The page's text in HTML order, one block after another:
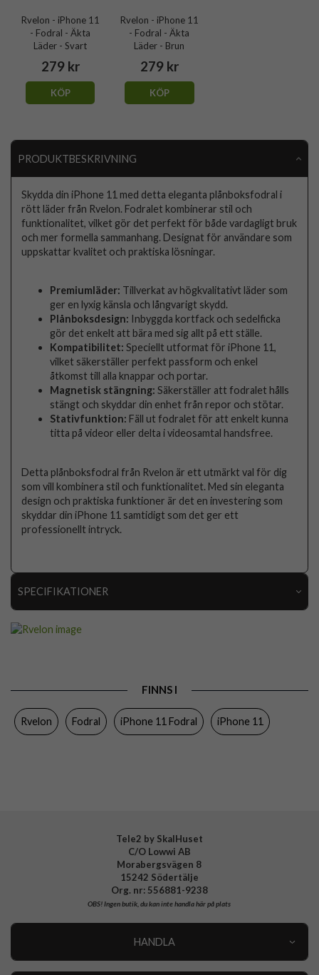
Rvelon - iPhone 11
- Fodral - Äkta
Läder - Svart
279 kr
KÖP
Rvelon - iPhone 11
- Fodral - Äkta
Läder - Brun
279 kr
KÖP
PRODUKTBESKRIVNING
Skydda din iPhone 11 med detta eleganta plånboksfodral i
rött läder från Rvelon. Fodralet kombinerar stil och
funktionalitet, vilket gör det perfekt för både vardagligt bruk
och mer formella sammanhang. Designat för användare som
uppskattar kvalitet och praktiska lösningar.
Premiumläder: Tillverkat av högkvalitativt läder som
ger en lyxig känsla och långvarigt skydd.
Plånboksdesign: Inbyggda kortfack och sedelficka
gör det enkelt att bära med sig allt på ett ställe.
Kompatibilitet: Speciellt utformat för iPhone 11,
vilket säkerställer perfekt passform och enkel
åtkomst till alla knappar och portar.
Magnetisk stängning: Säkerställer att fodralet hålls
stängt och skyddar din enhet från repor och stötar.
Stativfunktion: Fäll ut fodralet för att enkelt kunna
titta på videor eller delta i videosamtal handsfree.
Detta plånboksfodral från Rvelon är ett utmärkt val för dig
som vill kombinera stil och funktionalitet. Med sin eleganta
design och praktiska funktioner är det en investering som
skyddar din iPhone 11 samtidigt som det ger ett
professionellt intryck.
SPECIFIKATIONER
Kortfack, Magnetstängning
Färg
FINNS I
Rvelon Fodral iPhone 11 Fodral iPhone 11
Tele2 by SkalHuset
C/O Lowwi AB
Morabergsvägen 8
15242 Södertälje
Org. nr: 556881-9238
OBS!Ingen butik, du kan inte handla här på plats
HANDLA